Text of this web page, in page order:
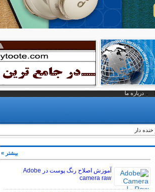
درباره ما
آموزش اصلاح رنگ پوست در Adobe
camera raw
بیشتر »